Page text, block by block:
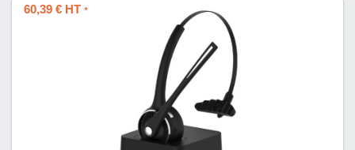
60,39 € HT *